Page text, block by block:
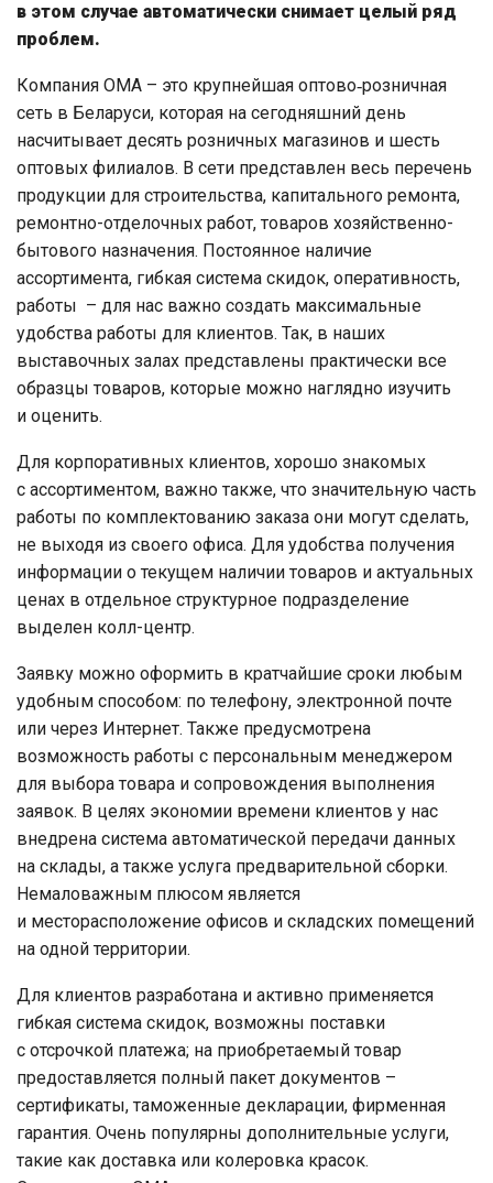
в этом случае автоматически снимает целый ряд
проблем.
Компания ОМА – это крупнейшая оптово‑розничная
сеть в Беларуси, которая на сегодняшний день
насчитывает десять розничных магазинов и шесть
оптовых филиалов. В сети представлен весь перечень
продукции для строительства, капитального ремонта,
ремонтно-отделочных работ, товаров хозяйственно-
бытового назначения. Постоянное наличие
ассортимента, гибкая система скидок, оперативность,
работы – для нас важно создать максимальные
удобства работы для клиентов. Так, в наших
выставочных залах представлены практически все
образцы товаров, которые можно наглядно изучить
и оценить.
Для корпоративных клиентов, хорошо знакомых
с ассортиментом, важно также, что значительную часть
работы по комплектованию заказа они могут сделать,
не выходя из своего офиса. Для удобства получения
информации о текущем наличии товаров и актуальных
ценах в отдельное структурное подразделение
выделен колл-центр.
Заявку можно оформить в кратчайшие сроки любым
удобным способом: по телефону, электронной почте
или через Интернет. Также предусмотрена
возможность работы с персональным менеджером
для выбора товара и сопровождения выполнения
заявок. В целях экономии времени клиентов у нас
внедрена система автоматической передачи данных
на склады, а также услуга предварительной сборки.
Немаловажным плюсом является
и месторасположение офисов и складских помещений
на одной территории.
Для клиентов разработана и активно применяется
гибкая система скидок, возможны поставки
с отсрочкой платежа; на приобретаемый товар
предоставляется полный пакет документов –
сертификаты, таможенные декларации, фирменная
гарантия. Очень популярны дополнительные услуги,
такие как доставка или колеровка красок.